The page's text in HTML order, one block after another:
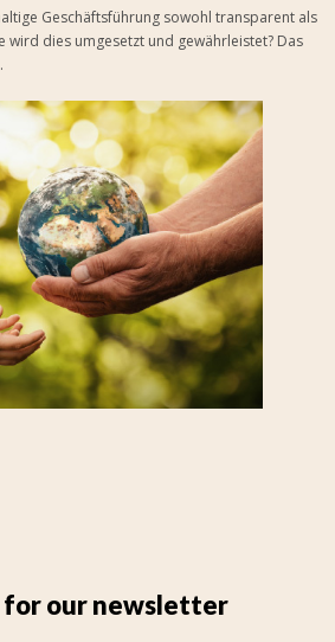
Geschäftsführung sowohl transparent als
wird dies umgesetzt und gewährleistet? Das
for our newsletter